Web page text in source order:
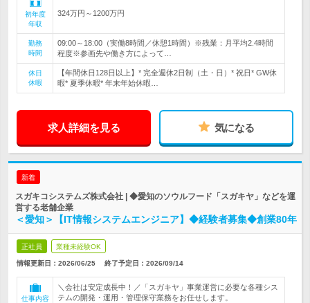
初年度
年収
324万円～1200万円
勤務
時間
09:00～18:00（実働8時間／休憩1時間）※残業：月平均2.4時間
程度※参画先や働き方によって…
休日
休暇
【年間休日128日以上】* 完全週休2日制（土・日）* 祝日* GW休
暇* 夏季休暇* 年末年始休暇…
求人詳細を見る 気になる
新着
スガキコシステムズ株式会社 | ◆愛知のソウルフード「スガキヤ」などを運
営する老舗企業
＜愛知＞【IT情報システムエンジニア】◆経験者募集◆創業80年
正社員 業種未経験OK
情報更新日：2026/06/25 終了予定日： 2026/09/14
仕事内容
＼会社は安定成長中！／「スガキヤ」事業運営に必要な各種シス
テムの開発・運用・管理保守業務をお任せします。